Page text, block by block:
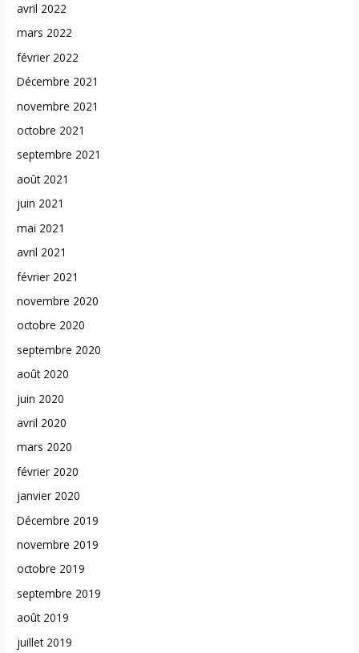
avril 2022
mars 2022
février 2022
Décembre 2021
novembre 2021
octobre 2021
septembre 2021
août 2021
juin 2021
mai 2021
avril 2021
février 2021
novembre 2020
octobre 2020
septembre 2020
août 2020
juin 2020
avril 2020
mars 2020
février 2020
janvier 2020
Décembre 2019
novembre 2019
octobre 2019
septembre 2019
août 2019
juillet 2019